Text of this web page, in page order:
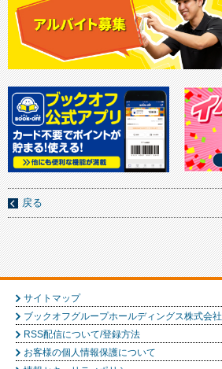
戻る
サイトマップ
ブックオフグループホールディングス株式会社
RSS配信について/登録方法
お客様の個人情報保護について